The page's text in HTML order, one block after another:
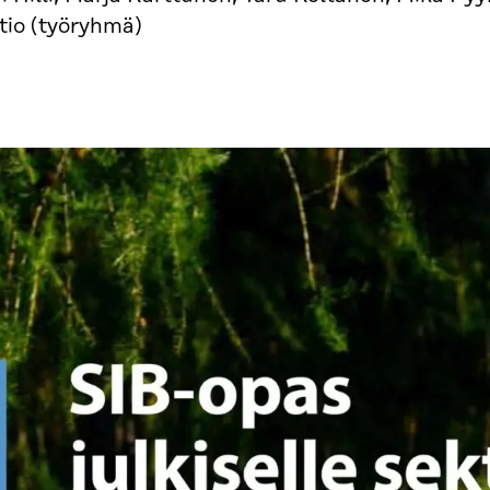
(työryhmä)